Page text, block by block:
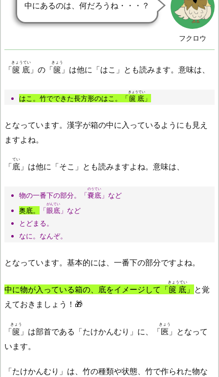
フクロウ
中にあるのは、何だろうね・・・？
「篋底
きょうてい
」の「篋
きょう
」は他に「はこ」とも読みます。意味は、
はこ。竹でできた長方形のはこ。「篋底
きょうてい
」
となっています。漢字が箱の中に入っているようにも見え
ますよね。
「底
てい
」は他に「そこ」とも読みますよね。意味は、
物の一番下の部分。「嚢底
のうてい
」など
奥底。
「眼底
がんてい
」など
とどまる。
なに。なんぞ。
となっています。基本的には、一番下の部分ですよね。
中に物が入っている箱の、底をイメージして「篋底
きょうてい
」 と覚
えておきましょう！🎁
「篋
きょう
」は部首である「たけかんむり」に、「匧
きょう
」となって
います。
「たけかんむり」は、竹の種類や状態、竹で作られた物な